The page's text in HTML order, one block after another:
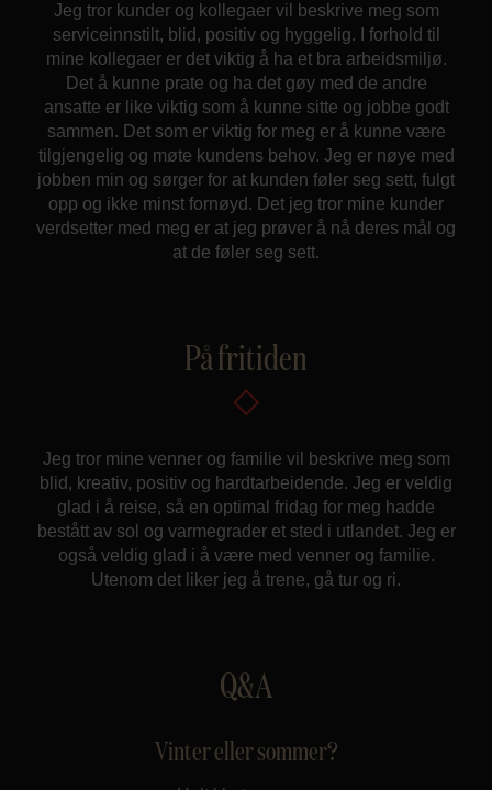
Jeg tror kunder og kollegaer vil beskrive meg som
serviceinnstilt, blid, positiv og hyggelig. I forhold til
mine kollegaer er det viktig å ha et bra arbeidsmiljø.
Det å kunne prate og ha det gøy med de andre
ansatte er like viktig som å kunne sitte og jobbe godt
sammen. Det som er viktig for meg er å kunne være
tilgjengelig og møte kundens behov. Jeg er nøye med
jobben min og sørger for at kunden føler seg sett, fulgt
opp og ikke minst fornøyd. Det jeg tror mine kunder
verdsetter med meg er at jeg prøver å nå deres mål og
at de føler seg sett.
På fritiden
Jeg tror mine venner og familie vil beskrive meg som
blid, kreativ, positiv og hardtarbeidende. Jeg er veldig
glad i å reise, så en optimal fridag for meg hadde
bestått av sol og varmegrader et sted i utlandet. Jeg er
også veldig glad i å være med venner og familie.
Utenom det liker jeg å trene, gå tur og ri.
Q&A
Vinter eller sommer?